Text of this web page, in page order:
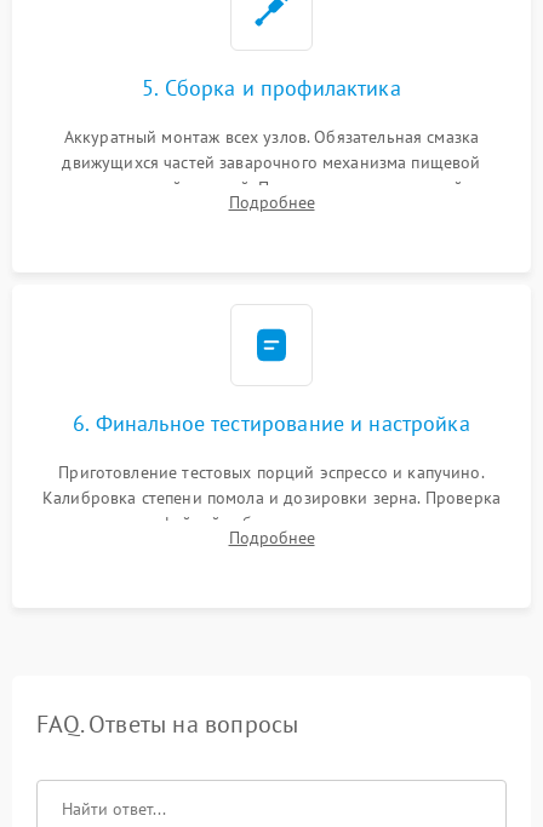
5. Сборка и профилактика
Аккуратный монтаж всех узлов. Обязательная смазка
движущихся частей заварочного механизма пищевой
силиконовой смазкой. Проведение программной
декальцинации и очистки системы от кофейных масел.
Подробнее
6. Финальное тестирование и настройка
Приготовление тестовых порций эспрессо и капучино.
Калибровка степени помола и дозировки зерна. Проверка
плотности кофейной таблетки, температуры напитка и
качества молочной пены. Контроль отсутствия посторонних
Подробнее
FAQ. Ответы на вопросы